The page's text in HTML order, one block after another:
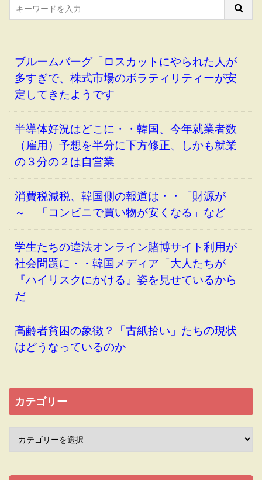
ブルームバーグ「ロスカットにやられた人が
多すぎで、株式市場のボラティリティーが安
定してきたようです」
半導体好況はどこに・・韓国、今年就業者数
（雇用）予想を半分に下方修正、しかも就業
の３分の２は自営業
消費税減税、韓国側の報道は・・「財源が
～」「コンビニで買い物が安くなる」など
学生たちの違法オンライン賭博サイト利用が
社会問題に・・韓国メディア「大人たちが
『ハイリスクにかける』姿を見せているから
だ」
高齢者貧困の象徴？「古紙拾い」たちの現状
はどうなっているのか
カテゴリー